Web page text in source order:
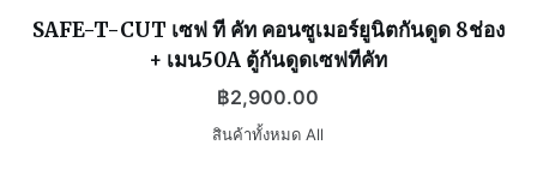
SAFE-T-CUT เซฟ ที คัท คอนซูเมอร์ยูนิตกันดูด 8ช่อง
+ เมน50A ตู้กันดูดเซฟทีคัท
฿2,900.00
สินค้าทั้งหมด All